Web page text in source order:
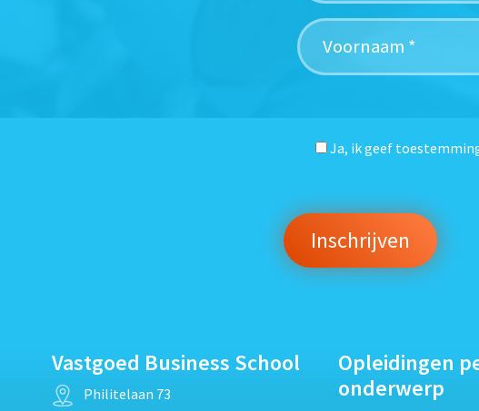
Ja, ik geef
Vastgoed Business School
Philitelaan 73
Opleidingen
onderwerp